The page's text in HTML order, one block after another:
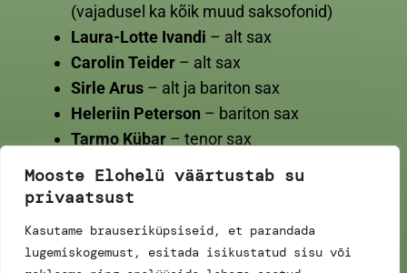
Mooste Elohelü väärtustab su
privaatsust
Kasutame brauseriküpsiseid, et parandada
lugemiskogemust, esitada isikustatud sisu või
(vajadusel ka kõik muud saksofonid)
Laura-Lotte Ivandi – alt sax
Carolin Teider – alt sax
Sirle Arus – alt ja bariton sax
Heleriin Peterson – bariton sax
Tarmo Kübar – tenor sax
Vahur Matteus